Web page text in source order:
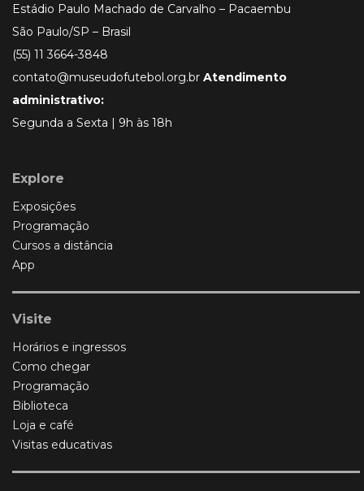
Estádio Paulo Machado de Carvalho – Pacaembu
São Paulo/SP – Brasil
(55) 11 3664-3848
contato@museudofutebol.org.br Atendimento
administrativo:
Segunda a Sexta | 9h às 18h
Explore
Exposições
Programação
Cursos a distância
App
Visite
Horários e ingressos
Como chegar
Programação
Biblioteca
Loja e café
Visitas educativas